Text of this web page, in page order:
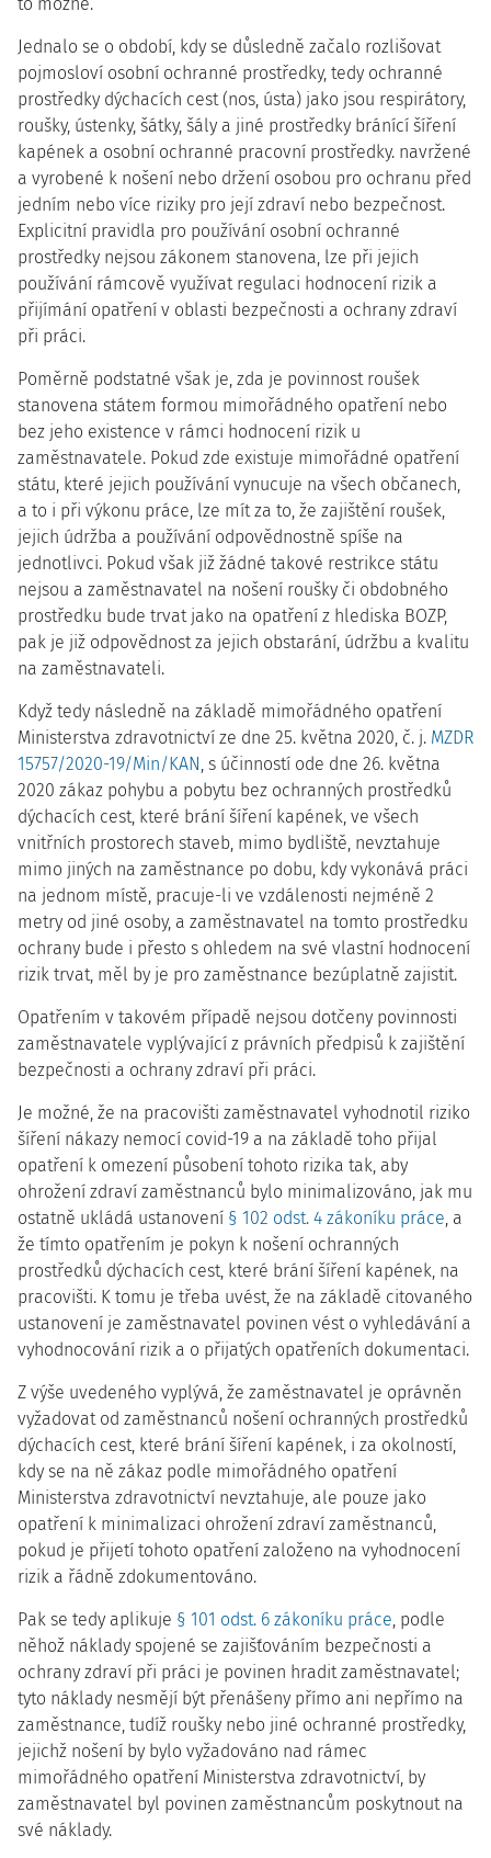
Jednalo se o období, kdy se důsledně začalo rozlišovat
pojmosloví osobní ochranné prostředky, tedy ochranné
prostředky dýchacích cest (nos, ústa) jako jsou respirátory,
roušky, ústenky, šátky, šály a jiné prostředky bránící šíření
kapének a osobní ochranné pracovní prostředky. navržené
a vyrobené k nošení nebo držení osobou pro ochranu před
jedním nebo více riziky pro její zdraví nebo bezpečnost.
Explicitní pravidla pro používání osobní ochranné
prostředky nejsou zákonem stanovena, lze při jejich
používání rámcově využívat regulaci hodnocení rizik a
přijímání opatření v oblasti bezpečnosti a ochrany zdraví
při práci.
Poměrně podstatné však je, zda je povinnost roušek
stanovena státem formou mimořádného opatření nebo
bez jeho existence v rámci hodnocení rizik u
zaměstnavatele. Pokud zde existuje mimořádné opatření
státu, které jejich používání vynucuje na všech občanech,
a to i při výkonu práce, lze mít za to, že zajištění roušek,
jejich údržba a používání odpovědnostně spíše na
jednotlivci. Pokud však již žádné takové restrikce státu
nejsou a zaměstnavatel na nošení roušky či obdobného
prostředku bude trvat jako na opatření z hlediska BOZP,
pak je již odpovědnost za jejich obstarání, údržbu a kvalitu
na zaměstnavateli.
Když tedy následně na základě mimořádného opatření
Ministerstva zdravotnictví ze dne 25. května 2020, č. j. MZDR
15757/2020-19/Min/KAN, s účinností ode dne 26. května
2020 zákaz pohybu a pobytu bez ochranných prostředků
dýchacích cest, které brání šíření kapének, ve všech
vnitřních prostorech staveb, mimo bydliště, nevztahuje
mimo jiných na zaměstnance po dobu, kdy vykonává práci
na jednom místě, pracuje-li ve vzdálenosti nejméně 2
metry od jiné osoby, a zaměstnavatel na tomto prostředku
ochrany bude i přesto s ohledem na své vlastní hodnocení
rizik trvat, měl by je pro zaměstnance bezúplatně zajistit.
Opatřením v takovém případě nejsou dotčeny povinnosti
zaměstnavatele vyplývající z právních předpisů k zajištění
bezpečnosti a ochrany zdraví při práci.
Je možné, že na pracovišti zaměstnavatel vyhodnotil riziko
šíření nákazy nemocí covid-19 a na základě toho přijal
opatření k omezení působení tohoto rizika tak, aby
ohrožení zdraví zaměstnanců bylo minimalizováno, jak mu
ostatně ukládá ustanovení § 102 odst. 4 zákoníku práce, a
že tímto opatřením je pokyn k nošení ochranných
prostředků dýchacích cest, které brání šíření kapének, na
pracovišti. K tomu je třeba uvést, že na základě citovaného
ustanovení je zaměstnavatel povinen vést o vyhledávání a
vyhodnocování rizik a o přijatých opatřeních dokumentaci.
Z výše uvedeného vyplývá, že zaměstnavatel je oprávněn
vyžadovat od zaměstnanců nošení ochranných prostředků
dýchacích cest, které brání šíření kapének, i za okolností,
kdy se na ně zákaz podle mimořádného opatření
Ministerstva zdravotnictví nevztahuje, ale pouze jako
opatření k minimalizaci ohrožení zdraví zaměstnanců,
pokud je přijetí tohoto opatření založeno na vyhodnocení
rizik a řádně zdokumentováno.
Pak se tedy aplikuje § 101 odst. 6 zákoníku práce, podle
něhož náklady spojené se zajišťováním bezpečnosti a
ochrany zdraví při práci je povinen hradit zaměstnavatel;
tyto náklady nesmějí být přenášeny přímo ani nepřímo na
zaměstnance, tudíž roušky nebo jiné ochranné prostředky,
jejichž nošení by bylo vyžadováno nad rámec
mimořádného opatření Ministerstva zdravotnictví, by
zaměstnavatel byl povinen zaměstnancům poskytnout na
své náklady.